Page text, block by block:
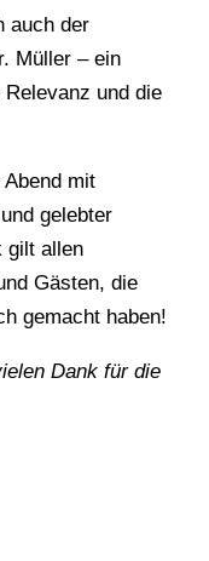
auch der
Müller – ein
und die
Abend mit
gelebter
gilt allen
Gästen, die
gemacht haben!
Dank für die